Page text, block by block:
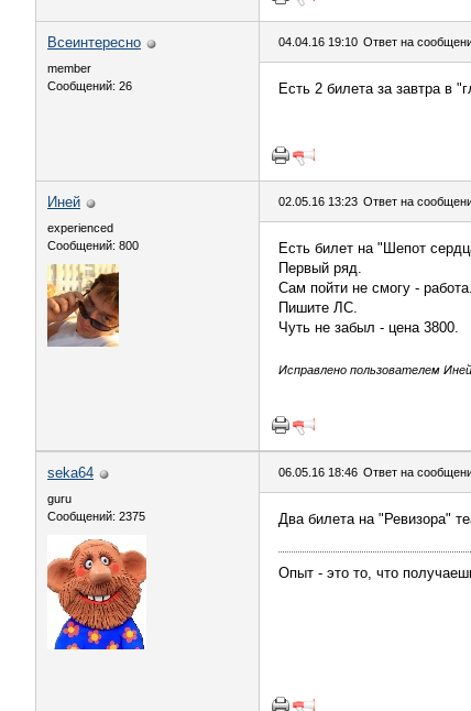
Всеинтересно
member
Сообщений: 26
04.04.16 19:10 Ответ на
Есть 2 билета за завтра в
Иней
experienced
Сообщений: 800
02.05.16 13:23 Ответ на
Есть билет на "Шепот
Первый ряд.
Сам пойти не смогу -
Пишите ЛС.
Чуть не забыл - цена 3800.
Исправлено пользователем
seka64
guru
Сообщений: 2375
06.05.16 18:46 Ответ на
Два билета на "Ревизора"
Опыт - это то, что